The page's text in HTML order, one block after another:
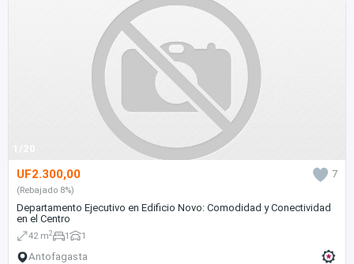
1/20
UF2.300,00 7
(Rebajado 8%)
Departamento Ejecutivo en Edificio Novo: Comodidad y Conectividad
en el Centro
42 m2 1 1
Antofagasta